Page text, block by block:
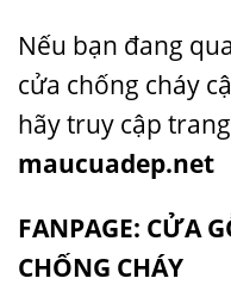
Nếu bạn đang
cửa chống cháy
hãy truy cập
maucuadep.net
FANPAGE: CỬA
CHỐNG CHÁY